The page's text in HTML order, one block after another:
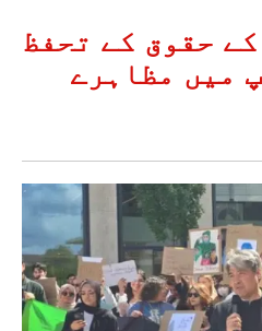
حقوق کے تحفظ
میں مظاہرے